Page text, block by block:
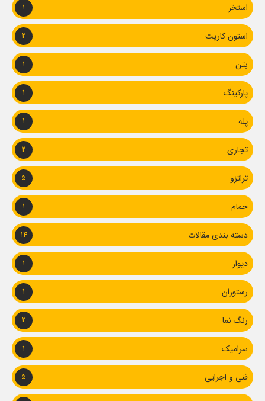
استخر 1
استون کارپت 2
بتن 1
پارکینگ 1
پله 1
تجاری 2
تراتزو 5
حمام 1
دسته بندی مقالات 14
دیوار 1
رستوران 1
رنگ نما 2
سرامیک 1
فنی و اجرایی 5